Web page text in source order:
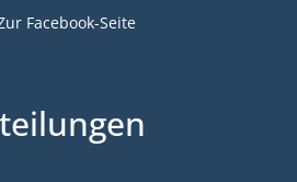
Facebook-Seite